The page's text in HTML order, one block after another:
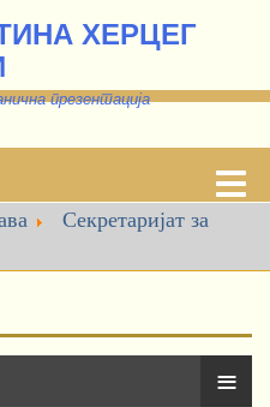
ХЕРЦЕГ
презентација
Секретаријат за
≡